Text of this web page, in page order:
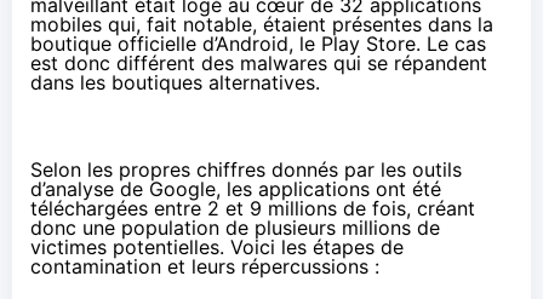
malveillant était logé au cœur de 32 applications
mobiles qui, fait notable, étaient présentes dans la
boutique officielle d’Android, le Play Store. Le cas
est donc différent des malwares qui se répandent
dans les boutiques alternatives.
Selon les propres chiffres donnés par les outils
d’analyse de Google, les applications ont été
téléchargées entre 2 et 9 millions de fois, créant
donc une population de plusieurs millions de
victimes potentielles. Voici les étapes de
contamination et leurs répercussions :